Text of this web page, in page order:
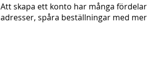
Att skapa ett konto har många
adresser, spåra beställningar med